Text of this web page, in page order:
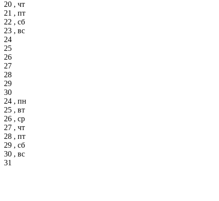
20 , чт
21 , пт
22 , сб
23 , вс
24
25
26
27
28
29
30
24 , пн
25 , вт
26 , ср
27 , чт
28 , пт
29 , сб
30 , вс
31